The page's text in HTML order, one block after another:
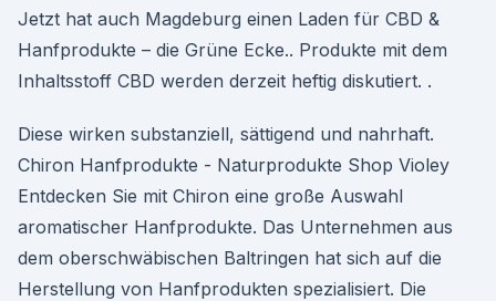
Jetzt hat auch Magdeburg einen Laden für CBD &
Hanfprodukte – die Grüne Ecke.. Produkte mit dem
Inhaltsstoff CBD werden derzeit heftig diskutiert. .
Diese wirken substanziell, sättigend und nahrhaft.
Chiron Hanfprodukte - Naturprodukte Shop Violey
Entdecken Sie mit Chiron eine große Auswahl
aromatischer Hanfprodukte. Das Unternehmen aus
dem oberschwäbischen Baltringen hat sich auf die
Herstellung von Hanfprodukten spezialisiert. Die